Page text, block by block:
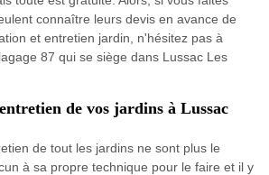
connaître leurs devis en avance de
et entretien jardin, n'hésitez pas à
87 qui se siège dans Lussac Les
de vos jardins à Lussac
de tout les jardins ne sont plus le
à sa propre technique pour le faire et il y